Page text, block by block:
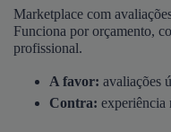
Marketplace com
Funciona por orçamento,
profissional.
A favor: avaliações
Contra: experiência